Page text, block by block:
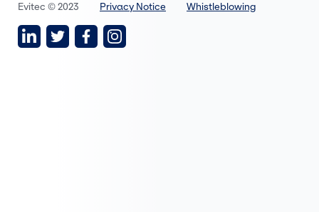
Evitec © 2023 Privacy Notice Whistleblowing